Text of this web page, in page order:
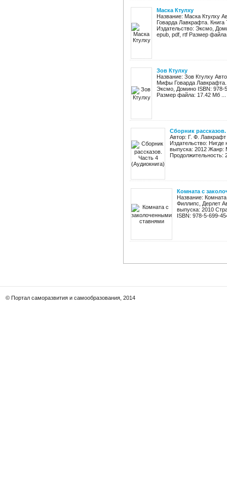
Маска Ктулху
Название: Маска Ктулху
Говарда Лавкрафта.
Издательство: Эксмо,
epub, pdf, rtf Размер
Зов Ктулху
Название: Зов Ктулху
Мифы Говарда Лавкрафта.
Эксмо, Домино ISBN: 978-
Размер файла: 17.42 Мб ...
Сборник
Автор: Г. Ф.
Издательство: Нигде
выпуска: 2012 Жанр:
Продолжительность:
Комната с
Название:
Филлипс, Дерлет
выпуска: 2010
ISBN: 978-5-699-
© Портал саморазвития и самообразования, 2014